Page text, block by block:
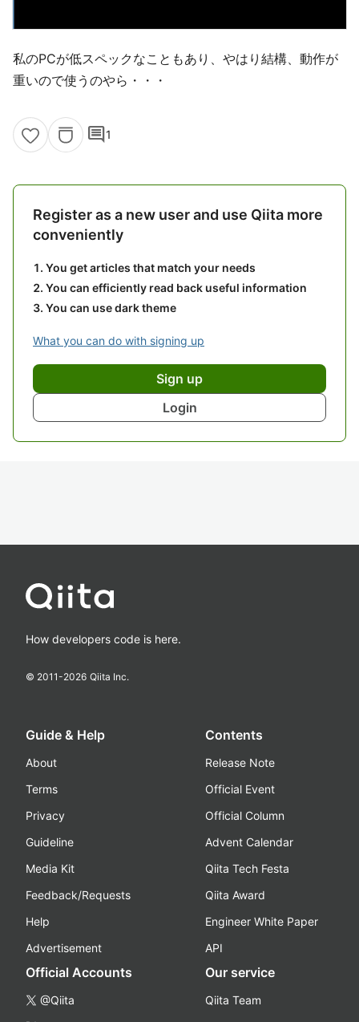
私のPCが低スペックなこともあり、やはり結構、動作が
重いので使うのやら・・・
comment1
Register as a new user and use Qiita more
conveniently
You get articles that match your needs
You can efficiently read back useful information
You can use dark theme
What you can do with signing up
Sign up
Login
How developers code is here.
© 2011-2026 Qiita Inc.
Guide & Help
About
Terms
Privacy
Guideline
Media Kit
Feedback/Requests
Help
Advertisement
Contents
Release Note
Official Event
Official Column
Advent Calendar
Qiita Tech Festa
Qiita Award
Engineer White Paper
API
Official Accounts
@Qiita
Our service
Qiita Team